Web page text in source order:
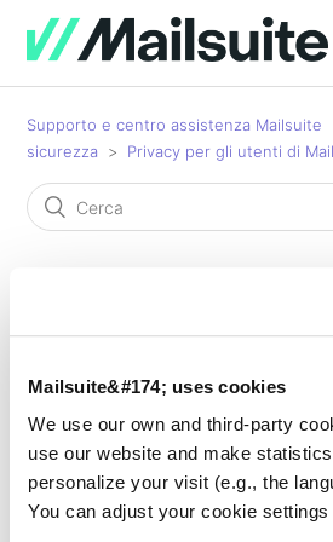
Mailsuite&#174; uses cookies
We use our own and third-party
use our website and make
personalize your visit (e.g., the
You can adjust your cookie
Supporto e centro assistenza Mailsuite
sicurezza
Privacy per gli utenti di
contenuto delle
email?